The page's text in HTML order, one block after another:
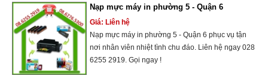
Nạp mực máy in phường 5 - Quận 6
Giá: Liên hệ
Nạp mực máy in phường 5 - Quận 6 phục vụ tận
nơi nhân viên nhiệt tình chu đáo. Liên hệ ngay 028
6255 2919. Gọi ngay !